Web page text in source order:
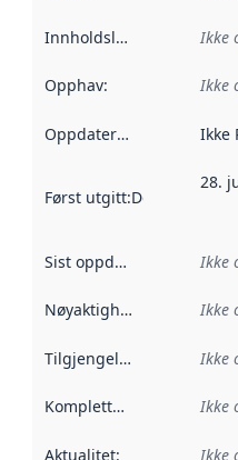
Innholdsleverandører :
Ikke
Opphav: Ikke
Oppdateringsfrekvens :
Ikke
Først utgitt:Denne
28.
Sist oppdatert Ikke
Nøyaktighet Ikke
Tilgjengelighet Ikke
Kompletthet Ikke
Aktualitet: Ikke